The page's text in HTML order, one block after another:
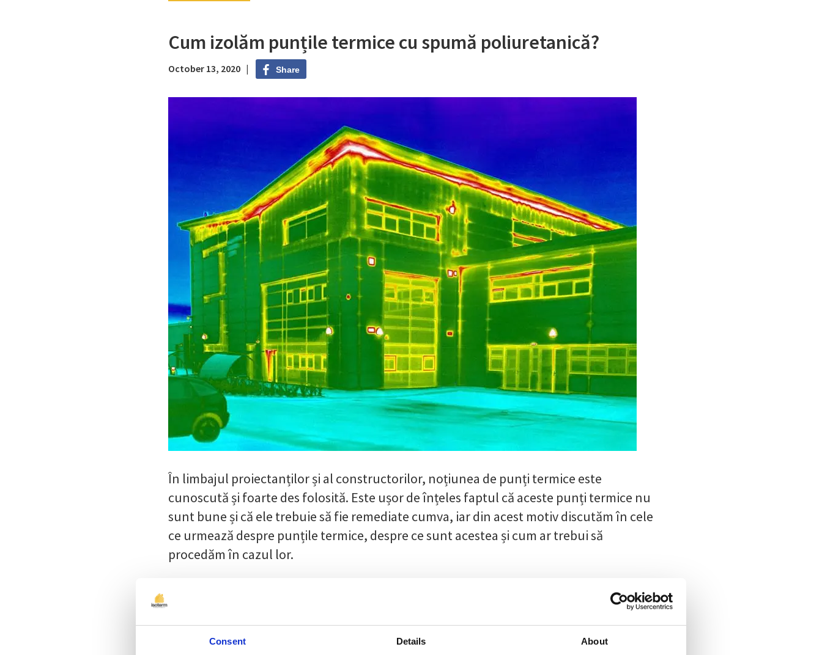
Consent Details About
Cum izolăm punțile termice cu spumă poliuretanică?
October 13, 2020 | Share
În limbajul proiectanților și al constructorilor, noțiunea de punți termice este
cunoscută și foarte des folosită. Este ușor de înțeles faptul că aceste punți termice nu
sunt bune și că ele trebuie să fie remediate cumva, iar din acest motiv discutăm în cele
ce urmează despre punțile termice, despre ce sunt acestea și cum ar trebui să
procedăm în cazul lor.
Izolatie mansarda – Studiu de caz și sfaturi practice